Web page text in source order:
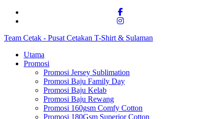
Team Cetak - Pusat Cetakan T-Shirt & Sulaman
Utama
Promosi
Promosi Jersey Sublimation
Promosi Baju Family Day
Promosi Baju Kelab
Promosi Baju Rewang
Promosi 160gsm Comfy Cotton
Promosi 180Gsm Superior Cotton